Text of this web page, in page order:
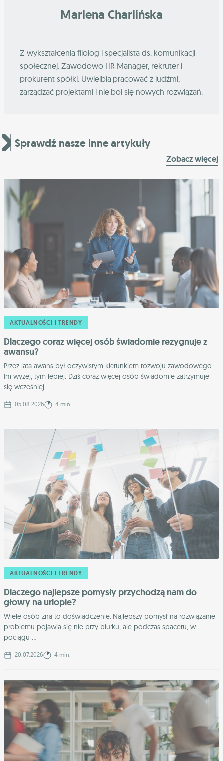
Marlena Charlińska
Z wykształcenia filolog i specjalista ds. komunikacji
społecznej. Zawodowo HR Manager, rekruter i
prokurent spółki. Uwielbia pracować z ludźmi,
zarządzać projektami i nie boi się nowych rozwiązań.
Sprawdź nasze inne artykuły
Zobacz więcej
AKTUALNOŚCI I TRENDY
Dlaczego coraz więcej osób świadomie rezygnuje z
awansu?
Przez lata awans był oczywistym kierunkiem rozwoju zawodowego.
Im wyżej, tym lepiej. Dziś coraz więcej osób świadomie zatrzymuje
się wcześniej. ...
05.08.2026 4 min.
AKTUALNOŚCI I TRENDY
Dlaczego najlepsze pomysły przychodzą nam do
głowy na urlopie?
Wiele osób zna to doświadczenie. Najlepszy pomysł na rozwiązanie
problemu pojawia się nie przy biurku, ale podczas spaceru, w
pociągu ...
20.07.2026 4 min.